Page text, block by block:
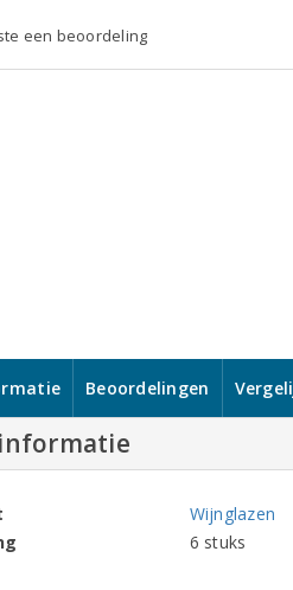
een beoordeling
Beoordelingen
Wijnglazen
6 stuks